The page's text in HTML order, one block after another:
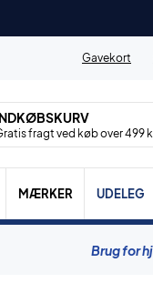
Gavekort
fragt ved køb over 499
MÆRKER UDELEG
Brug for